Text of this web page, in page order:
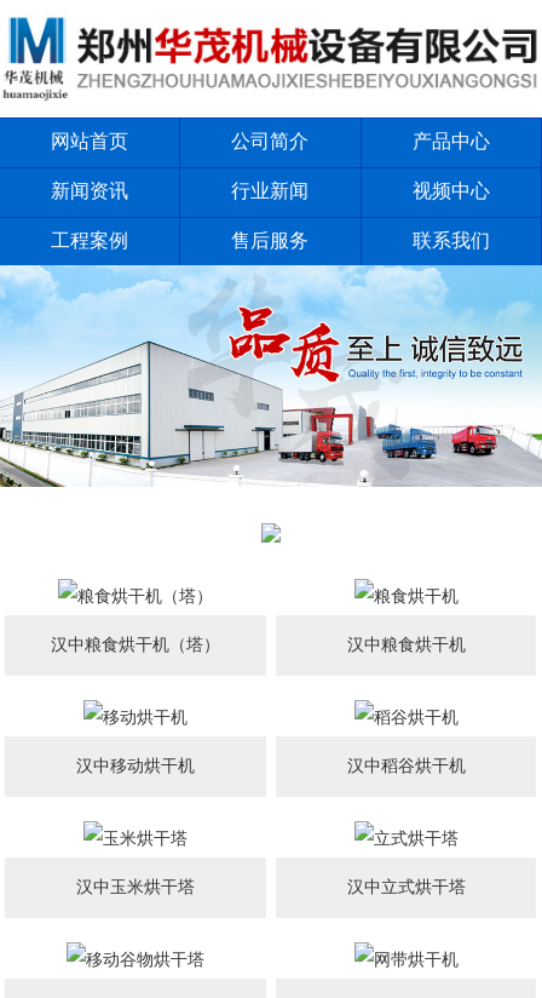
网站首页 公司简介 产品中心
新闻资讯 行业新闻 视频中心
工程案例 售后服务 联系我们
汉中粮食烘干机（塔） 汉中粮食烘干机
汉中移动烘干机 汉中稻谷烘干机
汉中玉米烘干塔 汉中立式烘干塔